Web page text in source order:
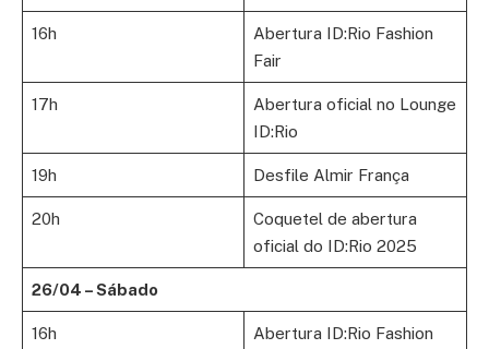
16h
Abertura ID:Rio Fashion
Fair
17h
Abertura oficial no Lounge
ID:Rio
19h Desfile Almir França
20h
Coquetel de abertura
oficial do ID:Rio 2025
26/04 – Sábado
16h
Abertura ID:Rio Fashion